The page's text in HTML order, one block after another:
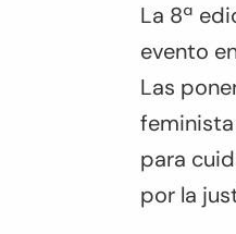
La 8ª
evento
Las
para
por la